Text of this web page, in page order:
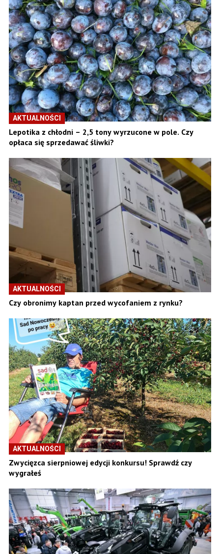
AKTUALNOŚCI
Lepotika z chłodni – 2,5 tony wyrzucone w pole. Czy
opłaca się sprzedawać śliwki?
AKTUALNOŚCI
Czy obronimy kaptan przed wycofaniem z rynku?
AKTUALNOŚCI
Zwycięzca sierpniowej edycji konkursu! Sprawdź czy
wygrałeś